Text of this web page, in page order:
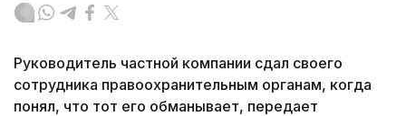
Руководитель частной компании сдал своего
сотрудника правоохранительным органам, когда
понял, что тот его обманывает, передает